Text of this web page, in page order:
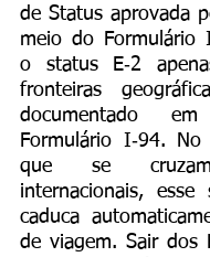
de Status aprovada
meio do Formulário
o status E‑2
fronteiras
documentado
Formulário I‑94.
que se
internacionais, esse
caduca
de viagem. Sair dos